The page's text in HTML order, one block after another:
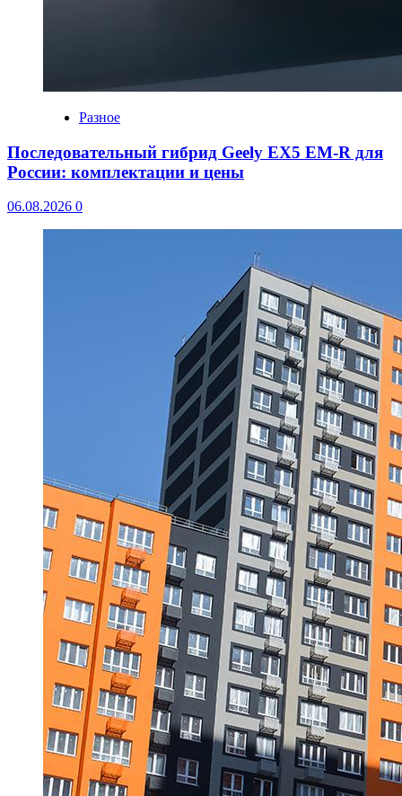
Разное
Последовательный гибрид Geely EX5 EM-R для
России: комплектации и цены
06.08.2026 0